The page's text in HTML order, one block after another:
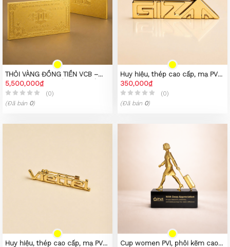
THỎI VÀNG ĐỒNG TIỀN VCB –
PHIÊN BẢN SƯU TẦM CAO CẤP
5,500,000₫
(0)
(Đã bán 0)
Huy hiệu, thép cao cấp, mạ PVD
vàng 23K
350,000₫
(0)
(Đã bán 0)
Huy hiệu, thép cao cấp, mạ PVD Cup women PVI, phôi kẽm cao